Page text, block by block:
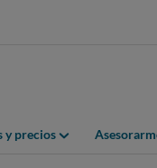
y precios